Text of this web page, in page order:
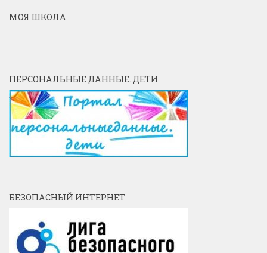
МОЯ ШКОЛА
ПЕРСОНАЛЬНЫЕ ДАННЫЕ. ДЕТИ
БЕЗОПАСНЫЙ ИНТЕРНЕТ